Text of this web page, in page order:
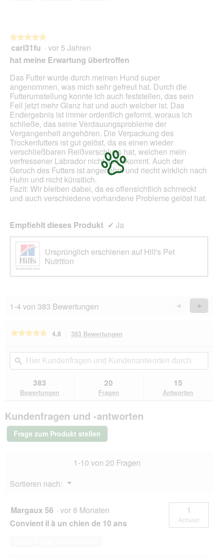
i
r
d
e
i
n
m
o
d
a
l
e
s
D
i
a
l
o
e
l
f
e
★★★★★
★★★★★
5
5
Sternen.
cari31fu · vor 5 Jahren
hat meine Erwartung übertroffen
Das Futter wurde durch meinen Hund super
angenommen, was mich sehr gefreut hat. Durch die
Futterumstellung konnte ich auch feststellen, das sein
Fell jetzt mehr Glanz hat und auch weicher ist. Das
Endergebnis ist immer ordentlich geformt, woraus ich
schließe, das seine Verdauungsprobleme der
Vergangenheit angehören. Die Verpackung des
Trockenfutters ist gut gelöst, da es einen wieder
verschließbaren Reißverschluss hat, welchen mein
verfressener Labrador nicht aufbekommt. Auch der
Geruch des Futters ist angenehm und riecht wirklich nach
Huhn und nicht künstlich.
Fazit: Wir bleiben dabei, da es offensichtlich schmeckt
und auch verschiedene vorhandene Probleme gelöst hat.
Empfiehlt dieses Produkt ✔ Ja
Ursprünglich erschienen auf Hill's Pet
Nutrition
1-4 von 383 Bewertungen
Zurück
Reviews
◄
Weiter
►
★★★★★
★★★★★
5
lesen
Hill's
Trockenfutter
Large
kg
4.8 383 Bewertungen
Aktion
navigierst
du
Bewertungen.
Hier
Kundenfragen
und
Kundenantworten
durchsuchen
ϙ
383
Bewertungen
20
Fragen
15
Antworten
Kundenfragen und -antworten
Frage zum Produkt stellen
1-10 von 20 Fragen
Sortieren nach:
▼
Menü
Margaux 56 · vor 8 Monaten
Convient il à un chien de 10 ans
1
Antwort